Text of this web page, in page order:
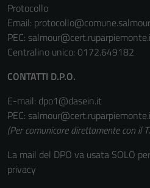
Protocollo
Email:
PEC:
Centralino unico: 0172.649182
CONTATTI D.P.O.
E-mail: dpo1@dasein.it
PEC:
(Per comunicare direttamente con il
La mail del DPO va usata SOLO
privacy